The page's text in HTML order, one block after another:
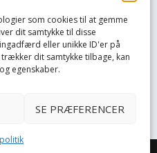
som cookies til at gemme
dit samtykke til disse
eller unikke ID'er på
dit samtykke tilbage, kan
egenskaber.
SE PRÆFERENCER